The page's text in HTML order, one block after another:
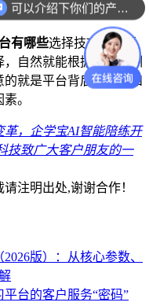
有哪些选择技巧，只要
自然就能根据企业培训
就是平台背后的服务和
。
，企学宝AI智能陪练开
技致广大客户朋友的一
注明出处,谢谢合作！
版）：从核心参数、
台的客户服务“密码”
可以介绍下你们的产品么？